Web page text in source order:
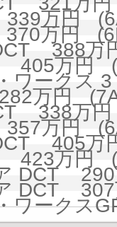
万円
万円
388万
405万円
ワーク
万円
338万
万円
405万
423万円
DCT
DCT
ワーク